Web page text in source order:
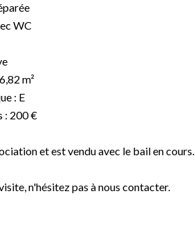
WC
m²
: E
: 200 €
et est vendu avec le bail en cours.
n'hésitez pas à nous contacter.